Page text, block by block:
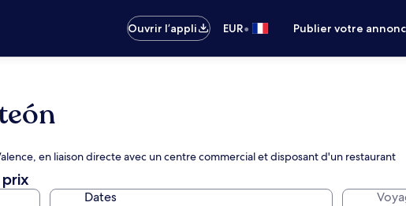
Ouvrir l’appli
EUR• Publier votre
en liaison directe avec un centre commercial et disposant d'un restaurant
Dates